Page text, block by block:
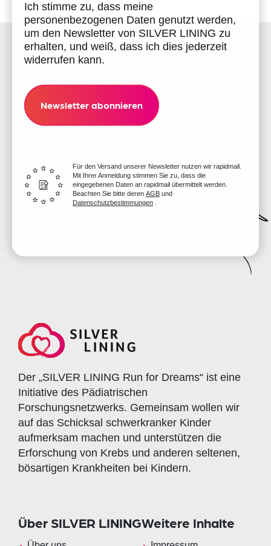
Ich stimme zu, dass meine
personenbezogenen Daten genutzt werden,
um den Newsletter von SILVER LINING zu
erhalten, und weiß, dass ich dies jederzeit
widerrufen kann.
Newsletter abonnieren
Für den Versand unserer Newsletter nutzen wir rapidmail.
Mit Ihrer Anmeldung stimmen Sie zu, dass die
eingegebenen Daten an rapidmail übermittelt werden.
Beachten Sie bitte deren AGB und
Datenschutzbestimmungen .
Der „SILVER LINING Run for Dreams“ ist eine
Initiative des Pädiatrischen
Forschungsnetzwerks. Gemeinsam wollen wir
auf das Schicksal schwerkranker Kinder
aufmerksam machen und unterstützen die
Erforschung von Krebs und anderen seltenen,
bösartigen Krankheiten bei Kindern.
Über SILVER LININGWeitere Inhalte